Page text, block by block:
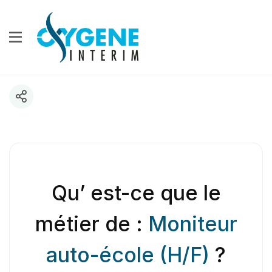
Qu’ est-ce que le
métier de : Moniteur
auto-école (H/F) ?